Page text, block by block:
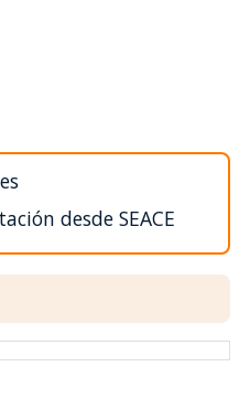
desde SEACE